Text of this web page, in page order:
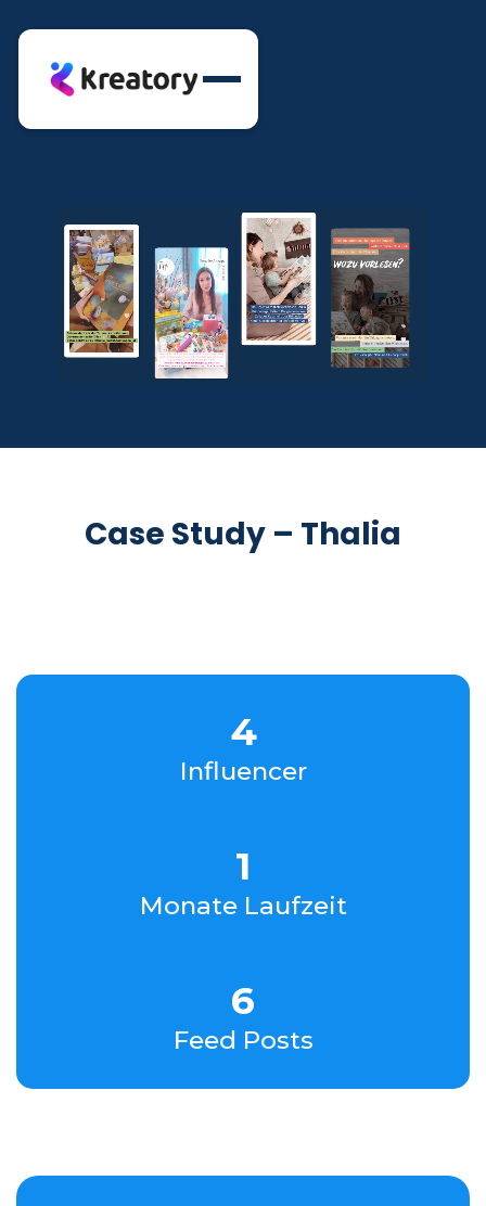
Case Study – Thalia
4
Influencer
1
Monate Laufzeit
6
Feed Posts